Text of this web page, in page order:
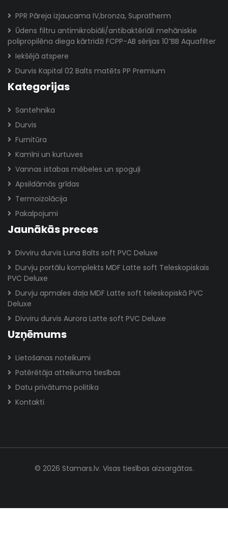
PPR Pāreja izjaucama IV,bronza, Supratherm
Ūdens filtru antimikrobiāli/antibaktēriāli mehāniskie
polipropilēna diega kārtridži FCPP-AB sērijas 10”BB Aquafilter
Iekšējā atspere
Durvis Kapital 02 Balts matēts PP Premium
Kategorijas
Santehnika
Durvis
Furnitūra
Kamīni un kurtuves
Vannas istabas mēbeles un spoguļi
Apsildāmās grīdas
Termoizolācija
Pakalpojumi
Jaunākās preces
Divviru durvis Luna Balts soft PVC Deluxe
Durvju portālu komplekts MDF Latte soft Teleskopiskais
PVC Deluxe
Durvju apmales daļa MDF Latte soft teleskopiskā PVC
Deluxe
Divviru durvis Aurora Latte soft PVC Deluxe
Uzņēmums
Lietošanas noteikumi
Patērētāja atteikuma tiesības
Datu privātuma politika
Kontakti
© 2026 Stamars.lv. Visas tiesības aizsargātas.